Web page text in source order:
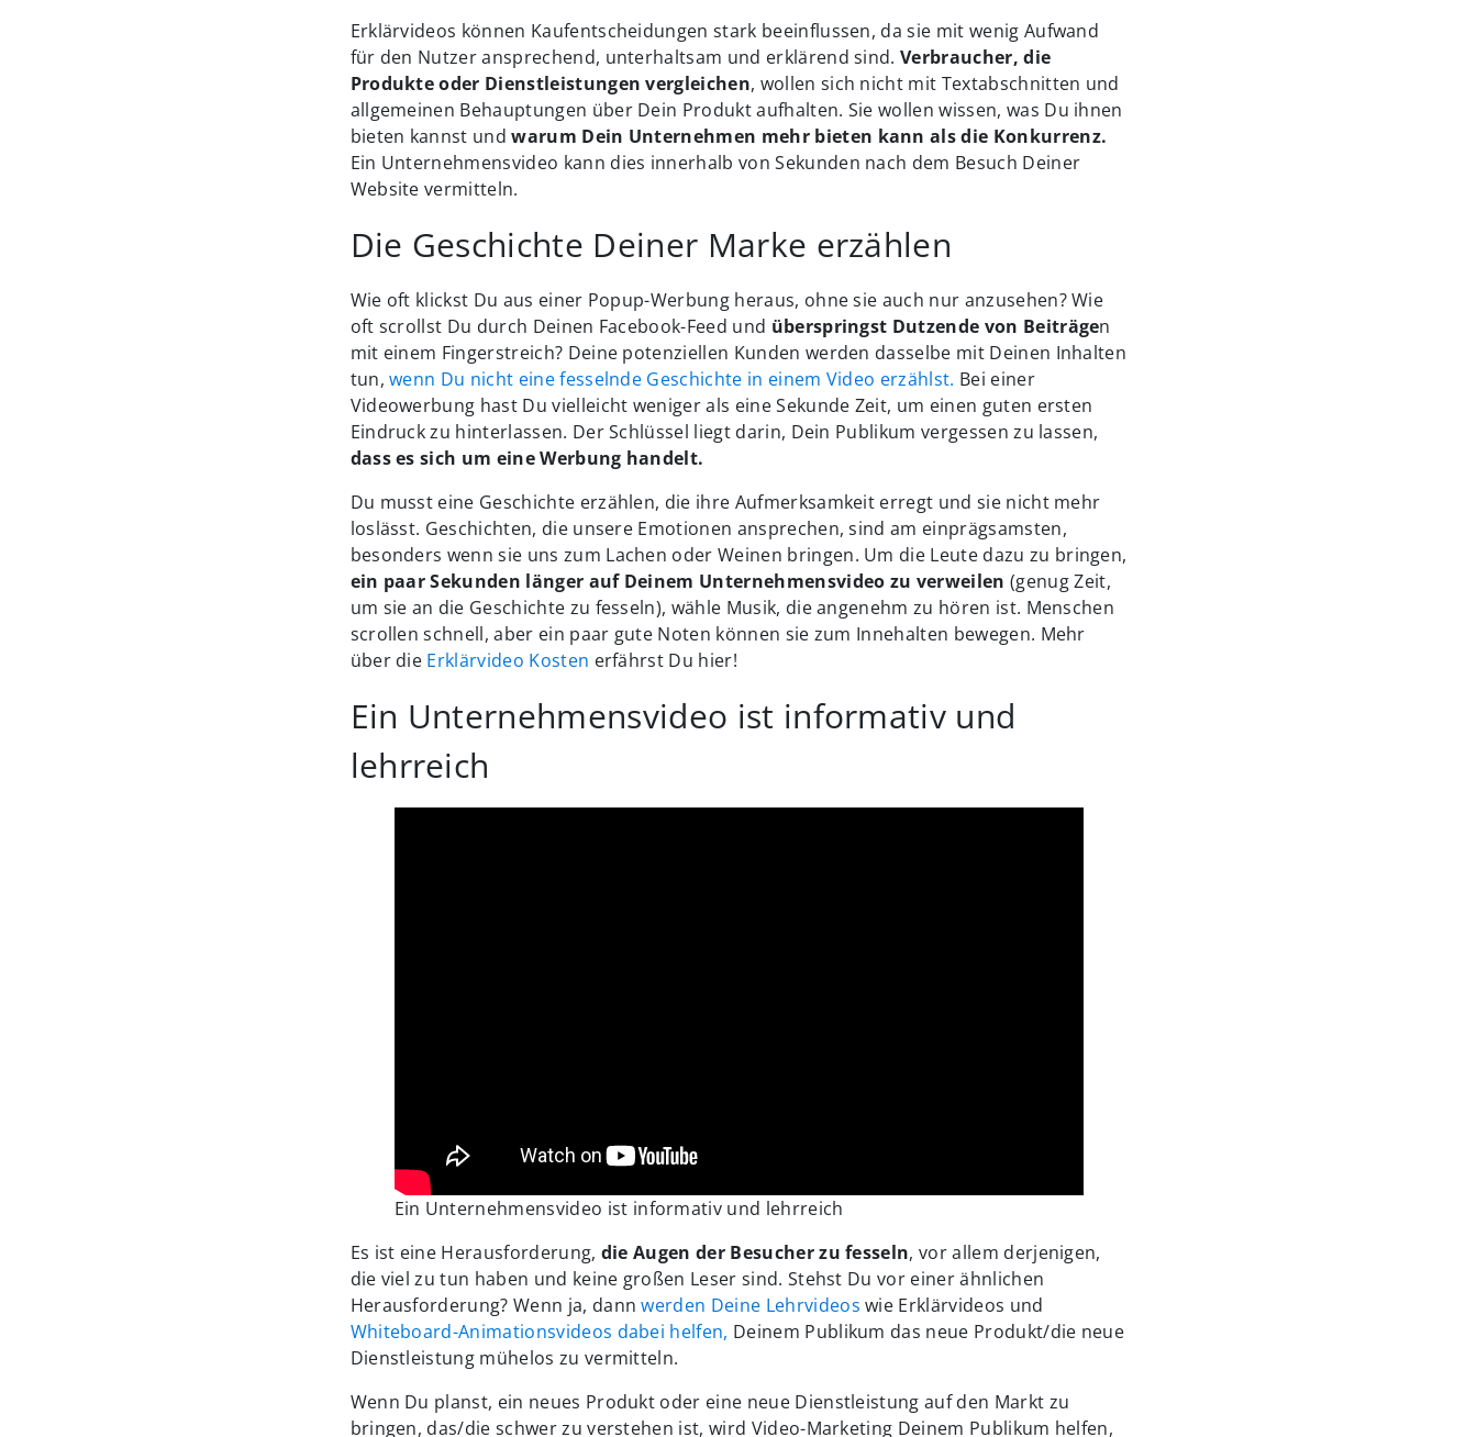
Erklärvideos können Kaufentscheidungen stark beeinflussen, da sie mit wenig Aufwand
für den Nutzer ansprechend, unterhaltsam und erklärend sind. Verbraucher, die
Produkte oder Dienstleistungen vergleichen, wollen sich nicht mit Textabschnitten und
allgemeinen Behauptungen über Dein Produkt aufhalten. Sie wollen wissen, was Du ihnen
bieten kannst undwarum Dein Unternehmen mehr bieten kann als die Konkurrenz.
Ein Unternehmensvideo kann dies innerhalb von Sekunden nach dem Besuch Deiner
Website vermitteln.
Die Geschichte Deiner Marke erzählen
Wie oft klickst Du aus einer Popup-Werbung heraus, ohne sie auch nur anzusehen? Wie
oft scrollst Du durch Deinen Facebook-Feed und überspringst Dutzende von Beiträgen
mit einem Fingerstreich? Deine potenziellen Kunden werden dasselbe mit Deinen Inhalten
tun,wenn Du nicht eine fesselnde Geschichte in einem Video erzählst. Bei einer
Videowerbung hast Du vielleicht weniger als eine Sekunde Zeit, um einen guten ersten
Eindruck zu hinterlassen. Der Schlüssel liegt darin, Dein Publikum vergessen zu lassen,
dass es sich um eine Werbung handelt.
Du musst eine Geschichte erzählen, die ihre Aufmerksamkeit erregt und sie nicht mehr
loslässt. Geschichten, die unsere Emotionen ansprechen, sind am einprägsamsten,
besonders wenn sie uns zum Lachen oder Weinen bringen. Um die Leute dazu zu bringen,
ein paar Sekunden länger auf Deinem Unternehmensvideo zu verweilen (genug Zeit,
um sie an die Geschichte zu fesseln), wähle Musik, die angenehm zu hören ist. Menschen
scrollen schnell, aber ein paar gute Noten können sie zum Innehalten bewegen. Mehr
über die Erklärvideo Kosten erfährst Du hier!
Ein Unternehmensvideo ist informativ und
lehrreich
Ein Unternehmensvideo ist informativ und lehrreich
Es ist eine Herausforderung, die Augen der Besucher zu fesseln, vor allem derjenigen,
die viel zu tun haben und keine großen Leser sind. Stehst Du vor einer ähnlichen
Herausforderung? Wenn ja, dannwerden Deine Lehrvideos wie Erklärvideos und
Whiteboard-Animationsvideos dabei helfen, Deinem Publikum das neue Produkt/die neue
Dienstleistung mühelos zu vermitteln.
Wenn Du planst, ein neues Produkt oder eine neue Dienstleistung auf den Markt zu
bringen, das/die schwer zu verstehen ist, wird Video-Marketing Deinem Publikum helfen,